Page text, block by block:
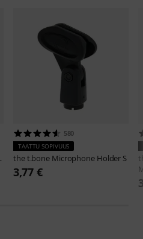
580
TAATTU SOPIVUUS
the t.bone Microphone Holder S
3,77 €